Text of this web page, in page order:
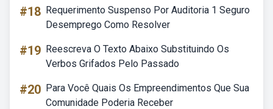
#18 Requerimento Suspenso Por Auditoria 1 Seguro
Desemprego Como Resolver
#19 Reescreva O Texto Abaixo Substituindo Os
Verbos Grifados Pelo Passado
#20 Para Você Quais Os Empreendimentos Que Sua
Comunidade Poderia Receber